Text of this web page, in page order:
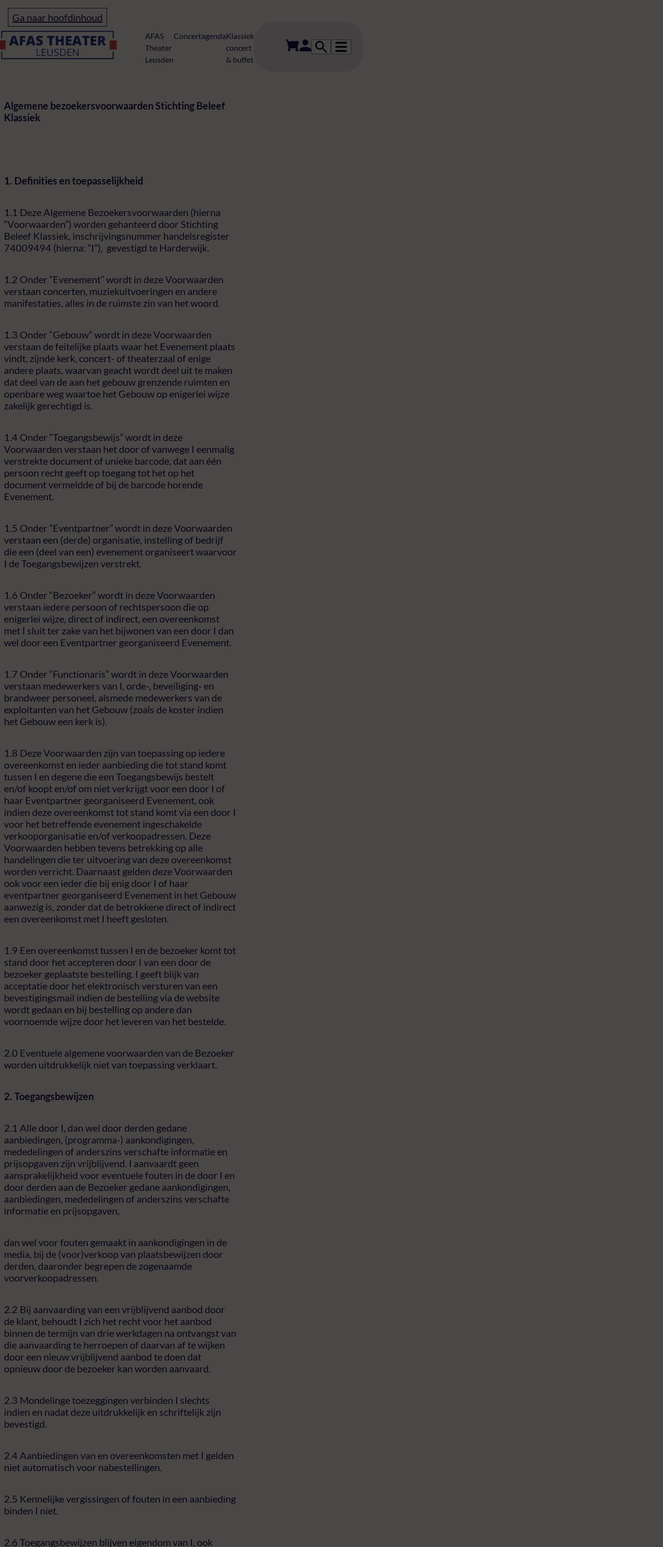
Ga naar hoofdinhoud
AFAS
Theater
Leusden
ConcertagendaKlassiek
concert
& buffet
Algemene Voorwaarden
Algemene bezoekersvoorwaarden Stichting Beleef
Klassiek
1. Definities en toepasselijkheid
1.1 Deze Algemene Bezoekersvoorwaarden (hierna
“Voorwaarden”) worden gehanteerd door Stichting
Beleef Klassiek, inschrijvingsnummer handelsregister
74009494 (hierna: “I”), gevestigd te Harderwijk.
1.2 Onder “Evenement” wordt in deze Voorwaarden
verstaan concerten, muziekuitvoeringen en andere
manifestaties, alles in de ruimste zin van het woord.
1.3 Onder “Gebouw” wordt in deze Voorwaarden
verstaan de feitelijke plaats waar het Evenement plaats
vindt, zijnde kerk, concert- of theaterzaal of enige
andere plaats, waarvan geacht wordt deel uit te maken
dat deel van de aan het gebouw grenzende ruimten en
openbare weg waartoe het Gebouw op enigerlei wijze
zakelijk gerechtigd is.
1.4 Onder “Toegangsbewijs” wordt in deze
Voorwaarden verstaan het door of vanwege I eenmalig
verstrekte document of unieke barcode, dat aan één
persoon recht geeft op toegang tot het op het
document vermeldde of bij de barcode horende
Evenement.
1.5 Onder “Eventpartner” wordt in deze Voorwaarden
verstaan een (derde) organisatie, instelling of bedrijf
die een (deel van een) evenement organiseert waarvoor
I de Toegangsbewijzen verstrekt.
1.6 Onder “Bezoeker” wordt in deze Voorwaarden
verstaan iedere persoon of rechtspersoon die op
enigerlei wijze, direct of indirect, een overeenkomst
met I sluit ter zake van het bijwonen van een door I dan
wel door een Eventpartner georganiseerd Evenement.
1.7 Onder “Functionaris” wordt in deze Voorwaarden
verstaan medewerkers van I, orde-, beveiliging- en
brandweer personeel, alsmede medewerkers van de
exploitanten van het Gebouw (zoals de koster indien
het Gebouw een kerk is).
1.8 Deze Voorwaarden zijn van toepassing op iedere
overeenkomst en ieder aanbieding die tot stand komt
tussen I en degene die een Toegangsbewijs bestelt
en/of koopt en/of om niet verkrijgt voor een door I of
haar Eventpartner georganiseerd Evenement, ook
indien deze overeenkomst tot stand komt via een door I
voor het betreffende evenement ingeschakelde
verkooporganisatie en/of verkoopadressen. Deze
Voorwaarden hebben tevens betrekking op alle
handelingen die ter uitvoering van deze overeenkomst
worden verricht. Daarnaast gelden deze Voorwaarden
ook voor een ieder die bij enig door I of haar
eventpartner georganiseerd Evenement in het Gebouw
aanwezig is, zonder dat de betrokkene direct of indirect
een overeenkomst met I heeft gesloten.
1.9 Een overeenkomst tussen I en de bezoeker komt tot
stand door het accepteren door I van een door de
bezoeker geplaatste bestelling. I geeft blijk van
acceptatie door het elektronisch versturen van een
bevestigingsmail indien de bestelling via de website
wordt gedaan en bij bestelling op andere dan
voornoemde wijze door het leveren van het bestelde.
2.0 Eventuele algemene voorwaarden van de Bezoeker
worden uitdrukkelijk niet van toepassing verklaart.
2. Toegangsbewijzen
2.1 Alle door I, dan wel door derden gedane
aanbiedingen, (programma-) aankondigingen,
mededelingen of anderszins verschafte informatie en
prijsopgaven zijn vrijblijvend. I aanvaardt geen
aansprakelijkheid voor eventuele fouten in de door I en
door derden aan de Bezoeker gedane aankondigingen,
aanbiedingen, mededelingen of anderszins verschafte
informatie en prijsopgaven,
dan wel voor fouten gemaakt in aankondigingen in de
media, bij de (voor)verkoop van plaatsbewijzen door
derden, daaronder begrepen de zogenaamde
voorverkoopadressen.
2.2 Bij aanvaarding van een vrijblijvend aanbod door
de klant, behoudt I zich het recht voor het aanbod
binnen de termijn van drie werkdagen na ontvangst van
die aanvaarding te herroepen of daarvan af te wijken
door een nieuw vrijblijvend aanbod te doen dat
opnieuw door de bezoeker kan worden aanvaard.
2.3 Mondelinge toezeggingen verbinden I slechts
indien en nadat deze uitdrukkelijk en schriftelijk zijn
bevestigd.
2.4 Aanbiedingen van en overeenkomsten met I gelden
niet automatisch voor nabestellingen.
2.5 Kennelijke vergissingen of fouten in een aanbieding
binden I niet.
2.6 Toegangsbewijzen blijven eigendom van I, ook